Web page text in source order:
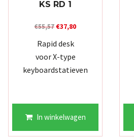
KS RD 1
€55,57Oorspronkelijke
prijs
was:
€55,57.
€37,80Huidige
Rapid desk
voor X-type
keyboardstatieven
In winkelwagen